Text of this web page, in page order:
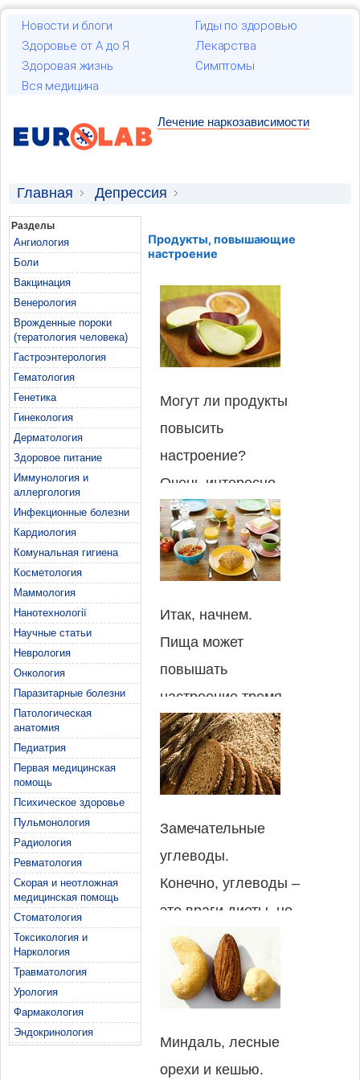
Новости и блоги
Гиды по здоровью
Здоровье от А до Я
Лекарства
Здоровая жизнь
Симптомы
Вся медицина
Лечение наркозависимости
Главная
Депрессия
Продукты, повышающие настроение
Разделы
Ангиология
Боли
Вакцинация
Венерология
Врожденные пороки
(тератология человека)
Гастроэнтерология
Гематология
Генетика
Гинекология
Дерматология
Здоровое питание
Иммунология и
аллергология
Инфекционные болезни
Кардиология
Комунальная гигиена
Косметология
Маммология
Нанотехнології
Научные статьи
Неврология
Онкология
Паразитарные болезни
Патологическая
анатомия
Педиатрия
Первая медицинская
помощь
Психическое здоровье
Пульмонология
Радиология
Ревматология
Скорая и неотложная
медицинская помощь
Стоматология
Токсикология и
Наркология
Травматология
Урология
Фармакология
Эндокринология
Продукты, повышающие
настроение
Могут ли продукты
повысить
настроение?
Очень интересно.
Возможно, покажется
смешным, если
сказать, что одно
плохого настроения
как ни бывало, но
ученые обнаружили
связь между пищей и
нашими эмоциями.
Существует
доказательство, что
процессы
метаболизма и
химию мозга,
влияет на
настроение и
энергетический
Итак, начнем.
Пища может
повышать
настроение тремя
способами:
обеспечивая
дополнительные
организм такие
стимуляторы, как
кофеин, и заставляя
организм сжигать
энергию более
эффективно. Для
поднятия
всего подходят
Замечательные
углеводы.
Конечно, углеводы –
это враги диеты, но
они также играют не
последнюю роль в
наполнении
и поднятии
настроения. Они
Миндаль, лесные
орехи и кешью.